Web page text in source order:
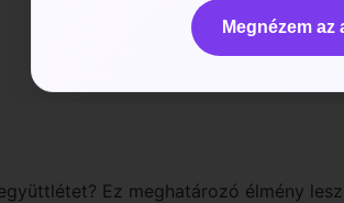
Ez meghatározó élmény
Megnézem az